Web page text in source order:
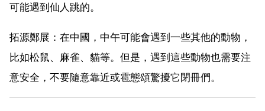
可能遇到仙人跳的。
拓源鄭展：在中國，中午可能會遇到一些其他的動物，
比如松鼠、麻雀、貓等。但是，遇到這些動物也需要注
意安全，不要隨意靠近或雹態頌驚擾它閉冊們。